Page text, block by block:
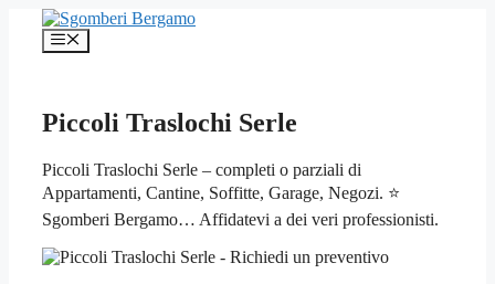
contenuto
Menu
Piccoli Traslochi Serle
Piccoli Traslochi Serle – completi o parziali di
Appartamenti, Cantine, Soffitte, Garage, Negozi. ⭐
Sgomberi Bergamo… Affidatevi a dei veri professionisti.